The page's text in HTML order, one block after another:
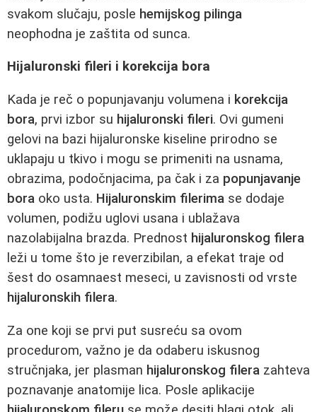
svakom slučaju, posle hemijskog pilinga
neophodna je zaštita od sunca.
Hijaluronski fileri i korekcija bora
Kada je reč o popunjavanju volumena i korekcija
bora, prvi izbor su hijaluronski fileri. Ovi gumeni
gelovi na bazi hijaluronske kiseline prirodno se
uklapaju u tkivo i mogu se primeniti na usnama,
obrazima, podočnjacima, pa čak i za popunjavanje
bora oko usta. Hijaluronskim filerima se dodaje
volumen, podižu uglovi usana i ublažava
nazolabijalna brazda. Prednost hijaluronskog filera
leži u tome što je reverzibilan, a efekat traje od
šest do osamnaest meseci, u zavisnosti od vrste
hijaluronskih filera.
Za one koji se prvi put susreću sa ovom
procedurom, važno je da odaberu iskusnog
stručnjaka, jer plasman hijaluronskog filera zahteva
poznavanje anatomije lica. Posle aplikacije